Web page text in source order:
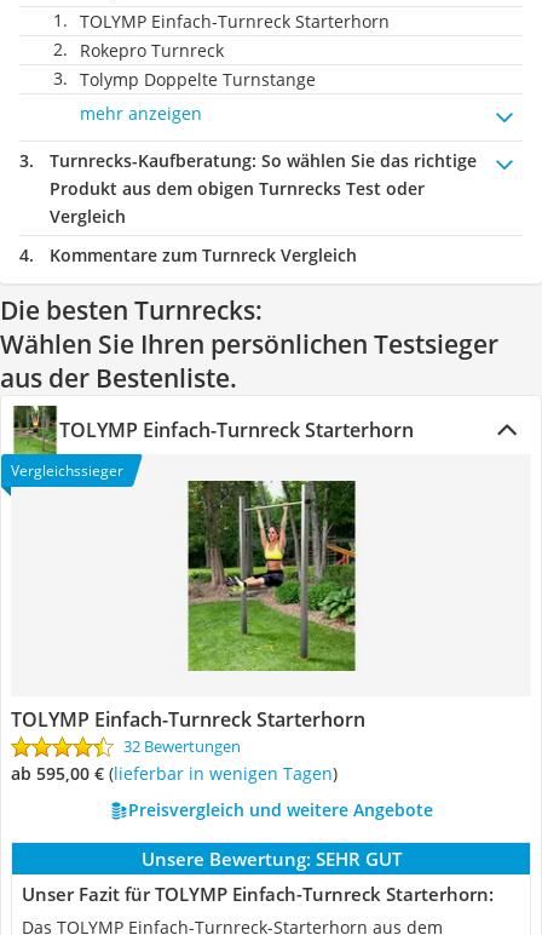
TOLYMP Einfach-Turnreck Starterhorn
Rokepro Turnreck
Tolymp Doppelte Turnstange
mehr anzeigen
Turnrecks-Kaufberatung: So wählen Sie das richtige
Produkt aus dem obigen Turnrecks Test oder
Vergleich
Kommentare zum Turnreck Vergleich
Die besten Turnrecks:
Wählen Sie Ihren persönlichen Testsieger
aus der Bestenliste.
TOLYMP Einfach-Turnreck Starterhorn
Vergleichssieger
TOLYMP Einfach-Turnreck Starterhorn
32 Bewertungen
ab 595,00 € ( Lieferbar in wenigen Tagen)
Preisvergleich und weitere Angebote
Unsere Bewertung: SEHR GUT
Unser Fazit für TOLYMP Einfach-Turnreck Starterhorn:
Das TOLYMP Einfach-Turnreck-Starterhorn aus dem